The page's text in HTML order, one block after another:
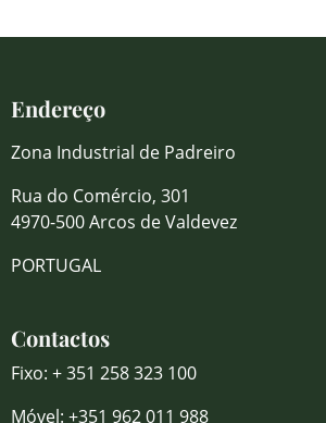
Endereço
Zona Industrial de Padreiro
Rua do Comércio, 301
4970-500 Arcos de Valdevez
PORTUGAL
Contactos
Fixo: + 351 258 323 100
Móvel: +351 962 011 988